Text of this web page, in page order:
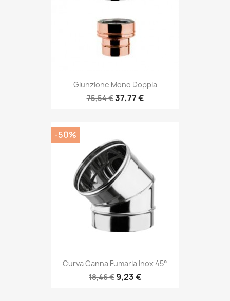
Giunzione Mono Doppia
75,54 €37,77 €
Curva Canna Fumaria Inox 45°
18,46 € 9,23 €
-50%